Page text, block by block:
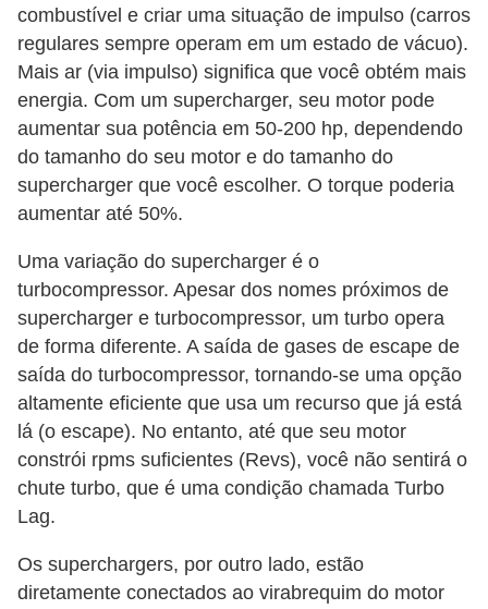
combustível e criar uma situação de impulso (carros
regulares sempre operam em um estado de vácuo).
Mais ar (via impulso) significa que você obtém mais
energia. Com um supercharger, seu motor pode
aumentar sua potência em 50-200 hp, dependendo
do tamanho do seu motor e do tamanho do
supercharger que você escolher. O torque poderia
aumentar até 50%.
Uma variação do supercharger é o
turbocompressor. Apesar dos nomes próximos de
supercharger e turbocompressor, um turbo opera
de forma diferente. A saída de gases de escape de
saída do turbocompressor, tornando-se uma opção
altamente eficiente que usa um recurso que já está
lá (o escape). No entanto, até que seu motor
constrói rpms suficientes (Revs), você não sentirá o
chute turbo, que é uma condição chamada Turbo
Lag.
Os superchargers, por outro lado, estão
diretamente conectados ao virabrequim do motor